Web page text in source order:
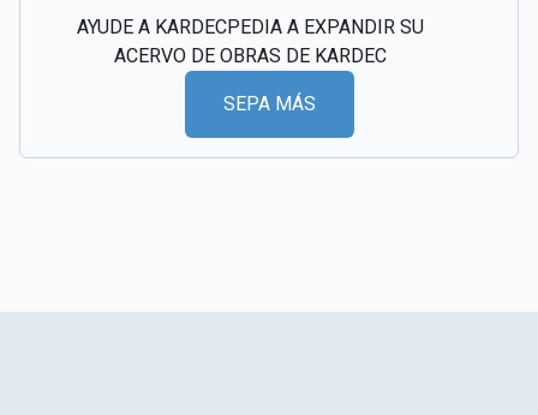
AYUDE A KARDECPEDIA A EXPANDIR SU
ACERVO DE OBRAS DE KARDEC
SEPA MÁS